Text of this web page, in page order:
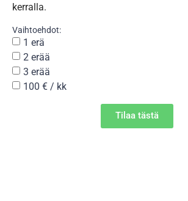
kerralla.
Vaihtoehdot:
1 erä
2 erää
3 erää
100 € / kk
Tilaa tästä